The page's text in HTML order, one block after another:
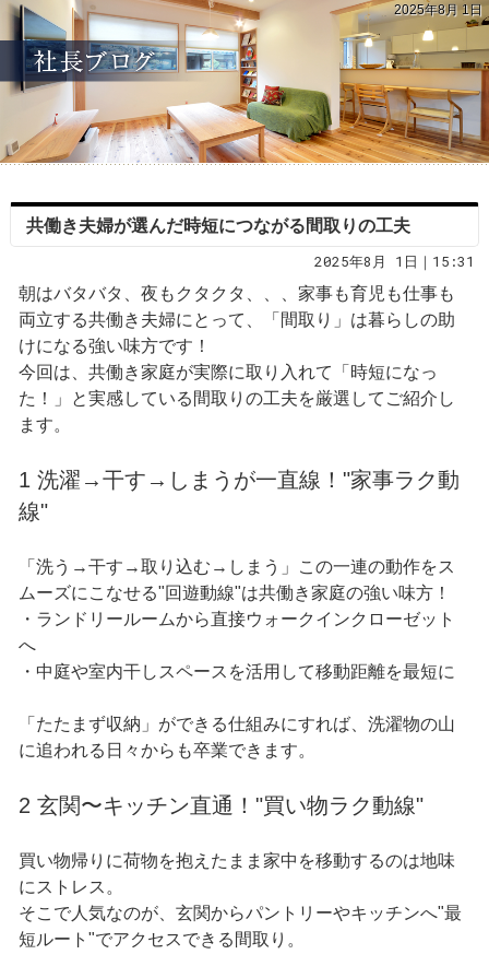
2025年8月 1日
共働き夫婦が選んだ時短につながる間取りの工夫
2025年8月 1日｜15:31
朝はバタバタ、夜もクタクタ、、、家事も育児も仕事も
両立する共働き夫婦にとって、「間取り」は暮らしの助
けになる強い味方です！
今回は、共働き家庭が実際に取り入れて「時短になっ
た！」と実感している間取りの工夫を厳選してご紹介し
ます。
1 洗濯→干す→しまうが一直線！"家事ラク動
線"
「洗う→干す→取り込む→しまう」この一連の動作をス
ムーズにこなせる"回遊動線"は共働き家庭の強い味方！
・ランドリールームから直接ウォークインクローゼット
へ
・中庭や室内干しスペースを活用して移動距離を最短に
「たたまず収納」ができる仕組みにすれば、洗濯物の山
に追われる日々からも卒業できます。
2 玄関〜キッチン直通！"買い物ラク動線"
買い物帰りに荷物を抱えたまま家中を移動するのは地味
にストレス。
そこで人気なのが、玄関からパントリーやキッチンへ"最
短ルート"でアクセスできる間取り。